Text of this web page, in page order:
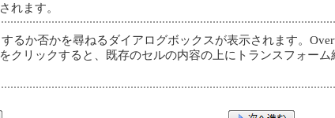
れます。
るか否かを尋ねるダイアログボックスが表示されます。
クリックすると、既存のセルの内容の上にトランスフォーム